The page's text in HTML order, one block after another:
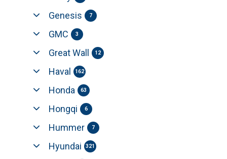
Genesis
7
GMC 3
Great Wall 12
Haval 162
Honda 63
Hongqi 6
Hummer 7
Hyundai 321